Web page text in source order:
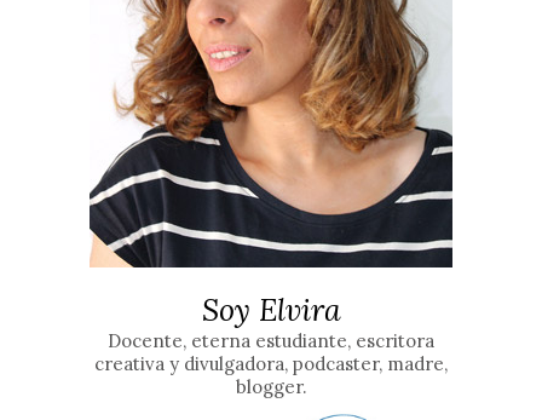
Soy Elvira
Docente, eterna estudiante, escritora
creativa y divulgadora, podcaster, madre,
blogger.